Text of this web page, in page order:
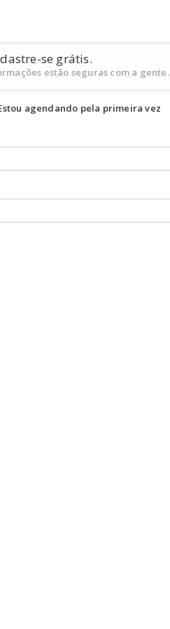
se grátis.
estão seguras com a gente.
agendando pela primeira vez